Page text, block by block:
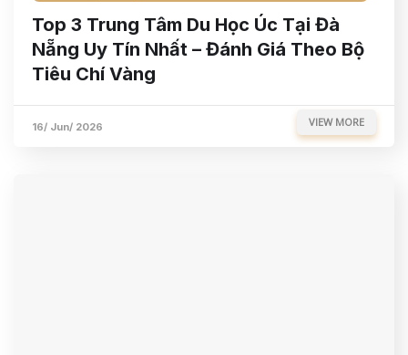
Top 3 Trung Tâm Du Học Úc Tại Đà
Nẵng Uy Tín Nhất – Đánh Giá Theo Bộ
Tiêu Chí Vàng
16/ Jun/ 2026 VIEW MORE